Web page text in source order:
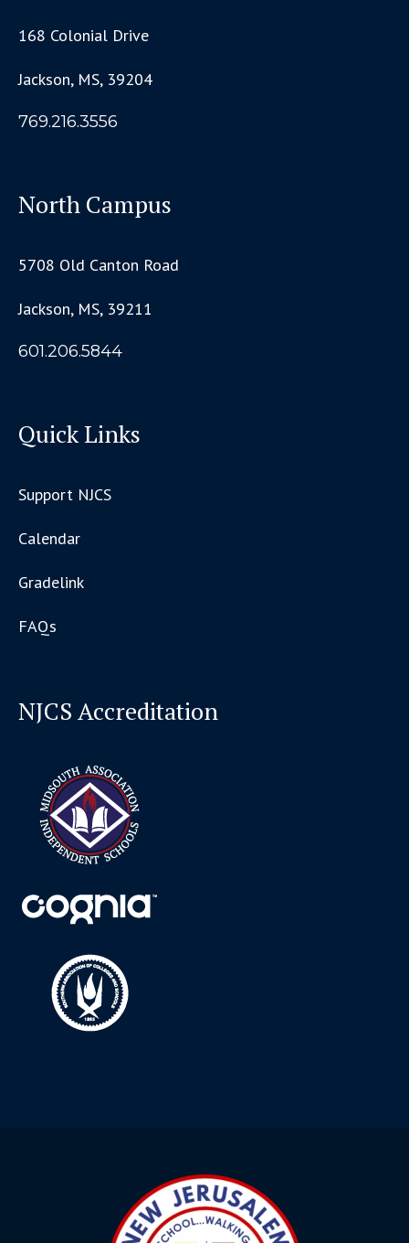
168 Colonial Drive
Jackson, MS, 39204
769.216.3556
North Campus
5708 Old Canton Road
Jackson, MS, 39211
601.206.5844
Quick Links
Support NJCS
Calendar
Gradelink
FAQs
NJCS Accreditation